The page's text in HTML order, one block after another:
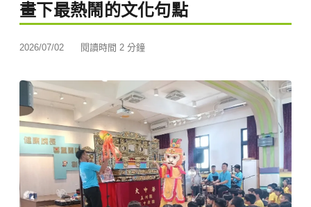
畫下最熱鬧的文化句點
2026/07/02 閱讀時間 2 分鐘